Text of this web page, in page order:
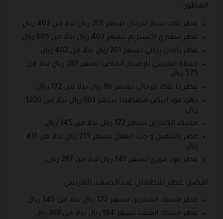
العطور :
عطر بلاك ستار للرجال بسعر 201 ريال بدلا من 402 ريال .
عطر سفاري اكستريم بسعر 402 ريال بدلا من 805 ريال .
عطر رامان رجالي بسعر 201 ريال بدلا من 402 ريال .
خلطة القرشي للإصدار الخاص بسعر 287 ريال بدلا من
575 ريال .
عطر ذا بلاك الرجالي بسعر 86 ريال بدلا من 172 ريال .
دهن عود ابيض فصافيدا بسعر 603 ريال بدلا من 1200
ريال .
مسك الكندرين بسعر 172 ريال بدلا من 345 ريال .
عطر ياسمين و حب الهلال بسعر 215 ريال بدلا من 431
ريال .
عطر عود موري بسعر 143 ريال بدلا من 287 ريال ,
افضل عطر للاطفال عبدالصمد القرشي
عطر مسك المندرين بسعر 172 ريال بدلا من 345 ريال .
عطر مسك العنب بسعر 184 ريال بدلا من 368 ريال .